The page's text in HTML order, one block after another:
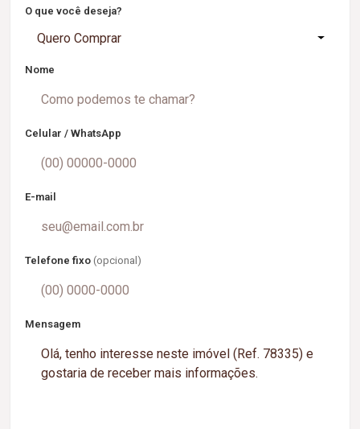
O que você deseja?
Quero Comprar
Nome
Celular / WhatsApp
E-mail
Telefone fixo (opcional)
Mensagem